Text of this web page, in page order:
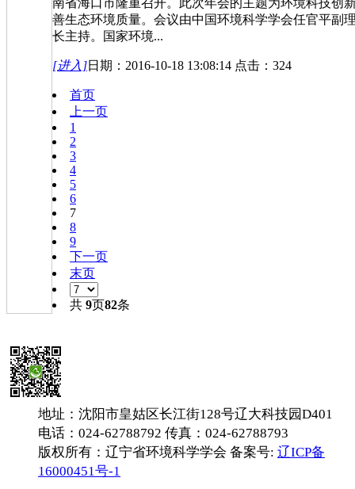
南省海口市隆重召开。此次年会的主题为环境科技创
善生态环境质量。会议由中国环境科学学会任官平副
长主持。国家环境...
[进入]日期：2016-10-18 13:08:14 点击：324
首页
上一页
1
2
3
4
5
6
7
8
9
下一页
末页
共 9页82条
地址：沈阳市皇姑区长江街128号辽大科技园D401
电话：024-62788792 传真：024-62788793
版权所有：辽宁省环境科学学会 备案号: 辽ICP备
16000451号-1